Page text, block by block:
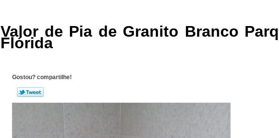
Valor de Pia de Granito Branco
Flórida
Gostou? compartilhe!